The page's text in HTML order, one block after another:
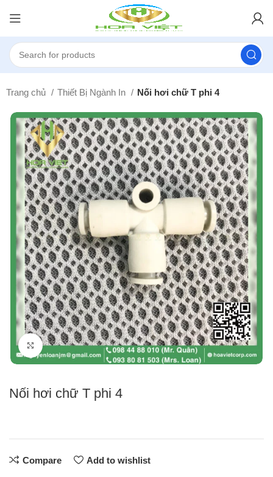
Trang chủ Thiết Bị Ngành In Nối hơi chữ T phi 4
Click to enlarge
Nối hơi chữ T phi 4
Compare Add to wishlist